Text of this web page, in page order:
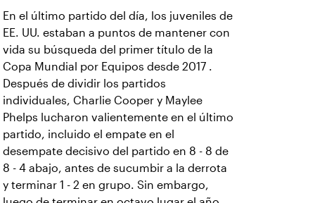
En el último partido del día, los juveniles de
EE. UU. estaban a puntos de mantener con
vida su búsqueda del primer título de la
Copa Mundial por Equipos desde 2017 .
Después de dividir los partidos
individuales, Charlie Cooper y Maylee
Phelps lucharon valientemente en el último
partido, incluido el empate en el
desempate decisivo del partido en 8 - 8 de
8 - 4 abajo, antes de sucumbir a la derrota
y terminar 1 - 2 en grupo. Sin embargo,